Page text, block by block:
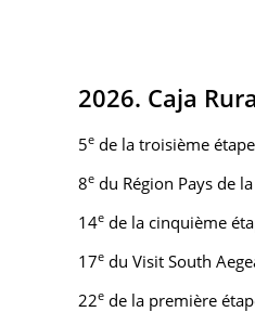
2026. Caja
5e de la troisième
8e du Région Pays de
14e de la cinquième
17e du Visit South
22e de la première